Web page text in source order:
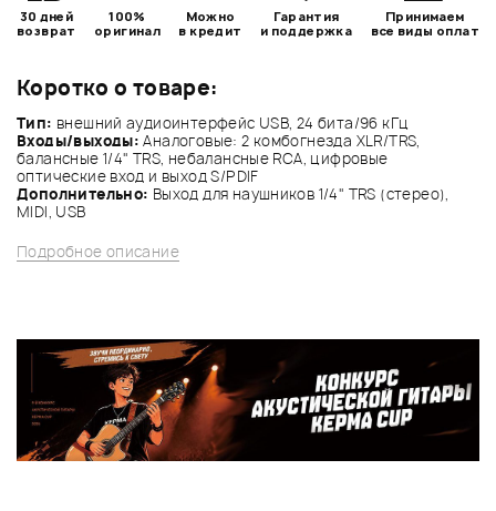
Коротко о товаре:
Тип: внешний аудиоинтерфейс USB, 24 бита/96 кГц
Входы/выходы: Аналоговые: 2 комбогнезда XLR/TRS,
балансные 1/4" TRS, небалансные RCA, цифровые
оптические вход и выход S/PDIF
Дополнительно: Выход для наушников 1/4" TRS (стерео),
MIDI, USB
Подробное описание
30 дней
возврат
100%
оригинал
Можно
в кредит
Гарантия
и поддержка
Принимаем
все виды оплат